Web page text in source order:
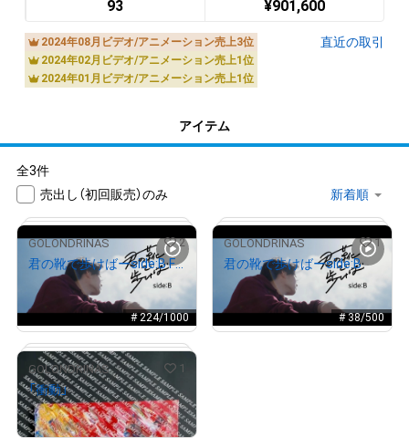
93 ¥901,600
2024年08月ビデオ/アニメーション売上3位
2024年02月ビデオ/アニメーション売上1位
2024年01月ビデオ/アニメーション売上1位
直近の取引
アイテム
全3件
売出し（初回販売）のみ
# 224/1000
GOLONDRINAS 2
君の靴で歩けばーside:B FC特典版
2,800
売出し（初回販売） # 38/500
GOLONDRINAS 1
君の靴で歩けばーside:B
2,000
売出し（初回販売）
GOLONDRINAS 1
「衝動」
配布終了